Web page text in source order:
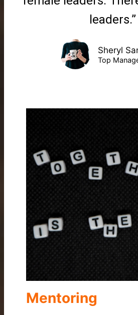
leaders.”
Sheryl
Top
Mentoring